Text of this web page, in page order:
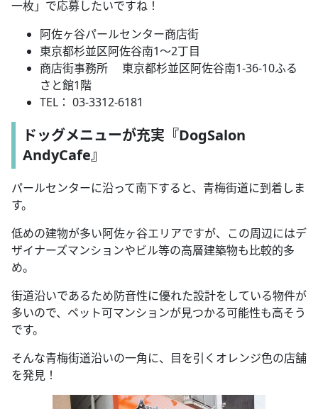
一枚」で応募したいですね！
阿佐ヶ谷パールセンター商店街
東京都杉並区阿佐谷南1～2丁目
商店街事務所 東京都杉並区阿佐谷南1-36-10ふる
さと館1階
TEL： 03-3312-6181
ドッグメニューが充実『DogSalon
AndyCafe』
パールセンターに沿って南下すると、青梅街道に到着しま
す。
低めの建物が多い阿佐ヶ谷エリアですが、この周辺にはデ
ザイナーズマンションやビル等の高層建築物も比較的多
め。
街道沿いであるため防音性に優れた設計をしている物件が
多いので、ペット可マンションが見つかる可能性も高そう
です。
そんな青梅街道沿いの一角に、目を引くオレンジ色の店舗
を発見！